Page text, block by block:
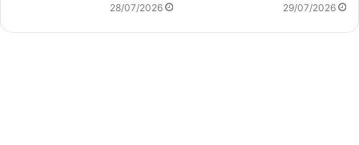
29/07/2026
28/07/2026